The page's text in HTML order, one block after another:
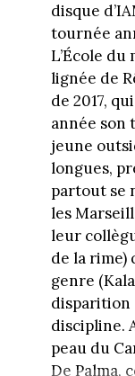
disque
tournée
L’École du
lignée de
de 2017,
année son
jeune
longues,
partout se
les
leur
de la rime)
genre
disparition
discipline.
peau du
De Palma,